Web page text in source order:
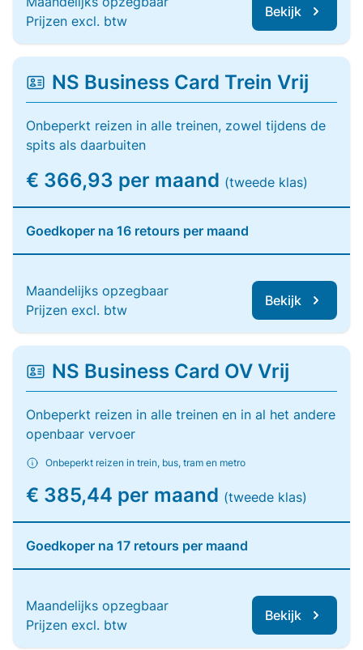
Prijzen excl. btw
Bekijk
NS Business Card Trein Vrij
Onbeperkt reizen in alle treinen, zowel tijdens de
spits als daarbuiten
€ 366,93 per maand (tweede klas)
Goedkoper na 16 retours per maand
Maandelijks opzegbaar
Prijzen excl. btw
Bekijk
NS Business Card OV Vrij
Onbeperkt reizen in alle treinen en in al het andere
openbaar vervoer
Onbeperkt reizen in trein, bus, tram en metro
€ 385,44 per maand (tweede klas)
Goedkoper na 17 retours per maand
Maandelijks opzegbaar
Prijzen excl. btw
Bekijk